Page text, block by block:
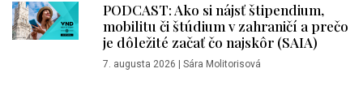
PODCAST: Ako si nájsť štipendium,
mobilitu či štúdium v zahraničí a prečo
je dôležité začať čo najskôr (SAIA)
7. augusta 2026 Sára Molitorisová